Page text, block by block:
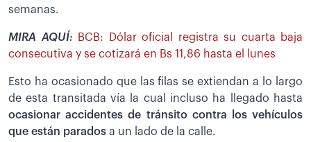
semanas.
MIRA AQUÍ:
BCB: Dólar oficial registra su cuarta baja
consecutiva y se cotizará en Bs 11,86 hasta el lunes
Esto ha ocasionado que las filas se extiendan a lo largo
de esta transitada vía la cual incluso ha llegado hasta
ocasionar accidentes de tránsito contra los vehículos
que están parados a un lado de la calle.